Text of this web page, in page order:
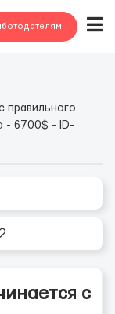
правильного
- 6700$ - ID-
с